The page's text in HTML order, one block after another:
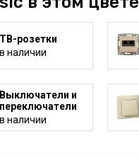
ТВ-розетки
в наличии
Выключатели и
переключатели
в наличии